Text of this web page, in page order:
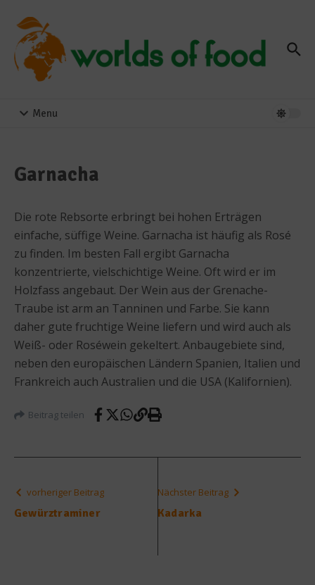
Menu
Garnacha
Die rote Rebsorte erbringt bei hohen Erträgen
einfache, süffige Weine. Garnacha ist häufig als Rosé
zu finden. Im besten Fall ergibt Garnacha
konzentrierte, vielschichtige Weine. Oft wird er im
Holzfass angebaut. Der Wein aus der Grenache-
Traube ist arm an Tanninen und Farbe. Sie kann
daher gute fruchtige Weine liefern und wird auch als
Weiß- oder Roséwein gekeltert. Anbaugebiete sind,
neben den europäischen Ländern Spanien, Italien und
Frankreich auch Australien und die USA (Kalifornien).
Beitrag teilen
vorheriger Beitrag
Gewürztraminer
Nächster Beitrag
Kadarka